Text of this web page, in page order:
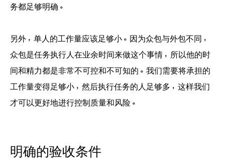
务都足够明确。
另外，单人的工作量应该足够小。因为众包与外包不同，
众包是任务执行人在业余时间来做这个事情，所以他的时
间和精力都是非常不可控和不可知的。我们需要将承担的
工作量变得足够小，然后执行任务的人足够多，这样我们
才可以更好地进行控制质量和风险。
明确的验收条件